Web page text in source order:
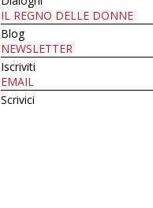
IL REGNO DELLE DONNE
Blog
NEWSLETTER
Iscriviti
EMAIL
Scrivici